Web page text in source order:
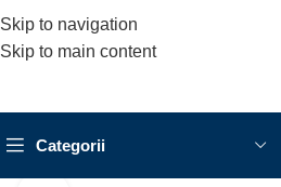
Skip to navigation
Skip to main content
Categorii